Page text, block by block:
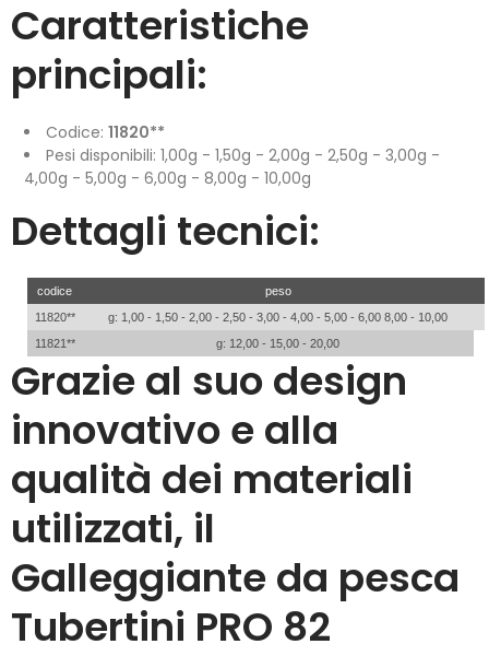
Caratteristiche
principali:
Codice: 11820**
Pesi disponibili: 1,00g - 1,50g - 2,00g - 2,50g - 3,00g -
4,00g - 5,00g - 6,00g - 8,00g - 10,00g
Dettagli tecnici:
codice
peso
11820**
g: 1,00 - 1,50 - 2,00 - 2,50 - 3,00 - 4,00 - 5,00 - 6,00 8,00 - 10,00
11821**
g: 12,00 - 15,00 - 20,00
Grazie al suo design
innovativo e alla
qualità dei materiali
utilizzati, il
Galleggiante da pesca
Tubertini PRO 82